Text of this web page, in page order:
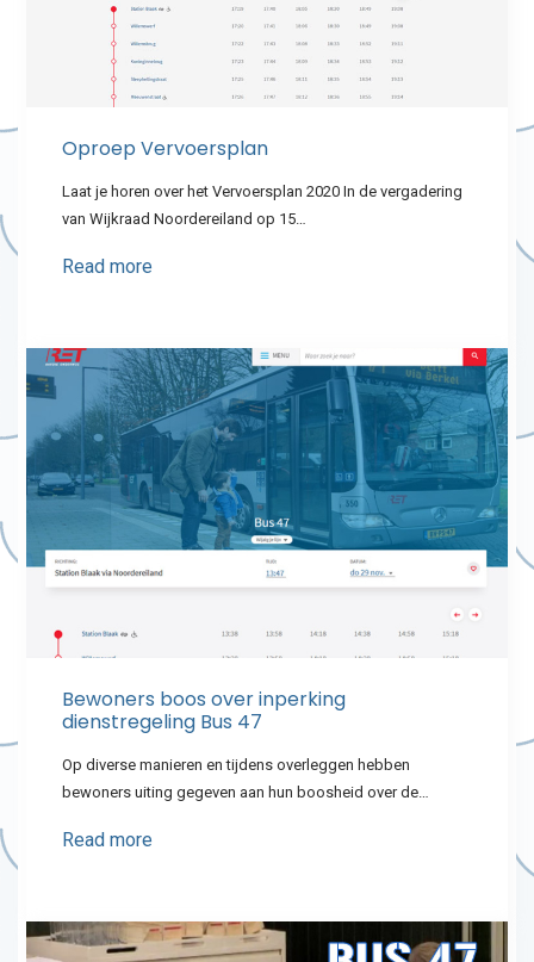
Oproep Vervoersplan
Laat je horen over het Vervoersplan 2020 In de vergadering
van Wijkraad Noordereiland op 15…
Read more
Bewoners boos over inperking
dienstregeling Bus 47
Op diverse manieren en tijdens overleggen hebben
bewoners uiting gegeven aan hun boosheid over de…
Read more